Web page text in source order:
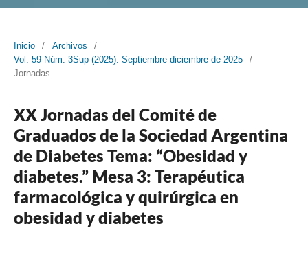
Inicio / Archivos
/
Vol. 59 Núm. 3Sup (2025): Septiembre-diciembre de 2025
/
Jornadas
XX Jornadas del Comité de
Graduados de la Sociedad Argentina
de Diabetes Tema: “Obesidad y
diabetes.” Mesa 3: Terapéutica
farmacológica y quirúrgica en
obesidad y diabetes